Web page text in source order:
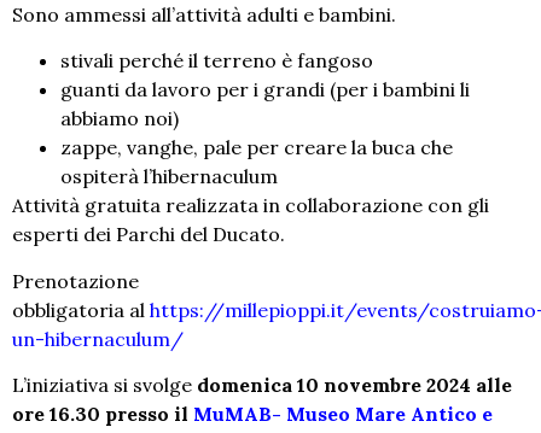
Sono ammessi all’attività adulti e bambini.
stivali perché il terreno è fangoso
guanti da lavoro per i grandi (per i bambini li
abbiamo noi)
zappe, vanghe, pale per creare la buca che
ospiterà l’hibernaculum
Attività gratuita realizzata in collaborazione con gli
esperti dei Parchi del Ducato.
Prenotazione
obbligatoria al https://millepioppi.it/events/
un-hibernaculum/
L’iniziativa si svolge domenica 10 novembre 2024 alle
ore 16.30 presso il MuMAB- Museo Mare Antico e